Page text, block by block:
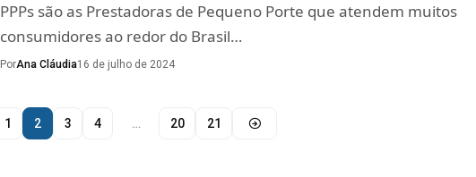
PPPs são as Prestadoras de Pequeno Porte que atendem muitos
consumidores ao redor do Brasil…
PorAna Cláudia16 de julho de 2024
1 2 3 4 … 20 21